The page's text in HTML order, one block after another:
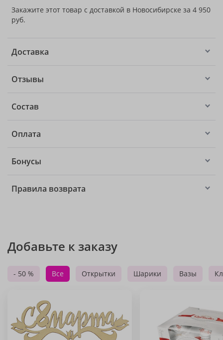
Закажите этот товар с доставкой в Новосибирске за 4 950
руб.
Доставка
Отзывы
Состав
Оплата
Бонусы
Правила возврата
Добавьте к заказу
- 50 % Все Открытки Шарики Вазы